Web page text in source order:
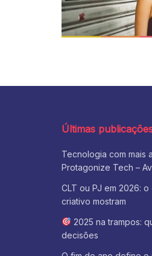
Últimas
Tecnologia com mais
Protagonize Tech –
CLT ou PJ em 2026:
criativo mostram
2025 na trampos:
decisões